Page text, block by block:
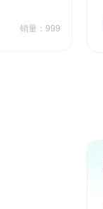
销量：999